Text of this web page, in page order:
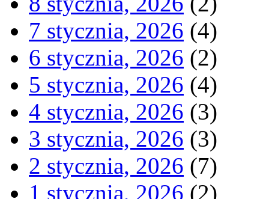
7 stycznia, 2026 (4)
6 stycznia, 2026 (2)
5 stycznia, 2026 (4)
4 stycznia, 2026 (3)
3 stycznia, 2026 (3)
2 stycznia, 2026 (7)
1 stycznia, 2026 (2)